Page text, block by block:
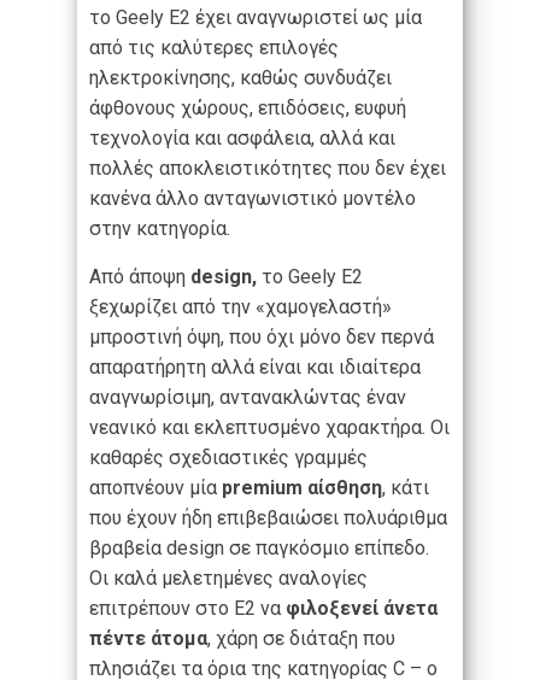
το Geely E2 έχει αναγνωριστεί ως μία
από τις καλύτερες επιλογές
ηλεκτροκίνησης, καθώς συνδυάζει
άφθονους χώρους, επιδόσεις, ευφυή
τεχνολογία και ασφάλεια, αλλά και
πολλές αποκλειστικότητες που δεν έχει
κανένα άλλο ανταγωνιστικό μοντέλο
στην κατηγορία.
Από άποψη design, το Geely E2
ξεχωρίζει από την «χαμογελαστή»
μπροστινή όψη, που όχι μόνο δεν περνά
απαρατήρητη αλλά είναι και ιδιαίτερα
αναγνωρίσιμη, αντανακλώντας έναν
νεανικό και εκλεπτυσμένο χαρακτήρα. Οι
καθαρές σχεδιαστικές γραμμές
αποπνέουν μία premium αίσθηση, κάτι
που έχουν ήδη επιβεβαιώσει πολυάριθμα
βραβεία design σε παγκόσμιο επίπεδο.
Οι καλά μελετημένες αναλογίες
επιτρέπουν στο E2 να φιλοξενεί άνετα
πέντε άτομα, χάρη σε διάταξη που
πλησιάζει τα όρια της κατηγορίας C – ο